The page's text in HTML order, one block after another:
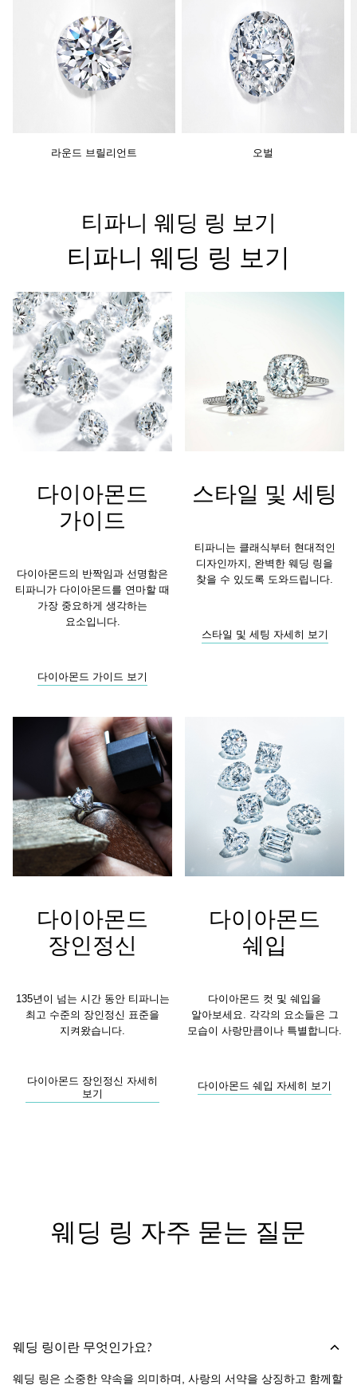
라운드 브릴리언트 오벌
티파니 웨딩 링 보기
티파니 웨딩 링 보기
다이아몬드
가이드
다이아몬드의 반짝임과 선명함은
티파니가 다이아몬드를 연마할 때
가장 중요하게 생각하는
요소입니다.
다이아몬드 가이드 보기
스타일 및 세팅
티파니는 클래식부터 현대적인
디자인까지, 완벽한 웨딩 링을
찾을 수 있도록 도와드립니다.
스타일 및 세팅 자세히 보기
다이아몬드
장인정신
135년이 넘는 시간 동안 티파니는
최고 수준의 장인정신 표준을
지켜왔습니다.
다이아몬드 장인정신 자세히
보기
다이아몬드
쉐입
다이아몬드 컷 및 쉐입을
알아보세요. 각각의 요소들은 그
모습이 사랑만큼이나 특별합니다.
다이아몬드 쉐입 자세히 보기
웨딩 링 자주 묻는 질문
웨딩 링이란 무엇인가요?
웨딩 링은 소중한 약속을 의미하며, 사랑의 서약을 상징하고 함께할